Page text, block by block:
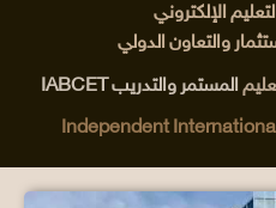
الإلكتروني
والتعاون الدولي
المستمر والتدريب IABCET
Independent